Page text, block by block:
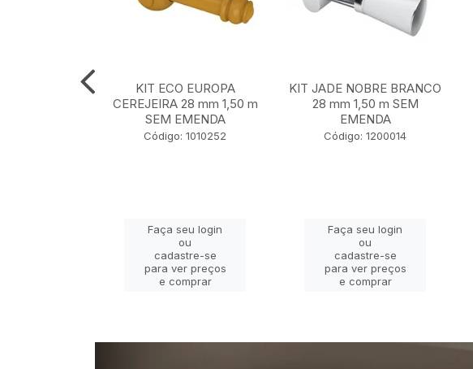
KIT ECO EUROPA
CEREJEIRA 28 mm 1,50 m
SEM EMENDA
Código: 1010252
Faça seu login
ou
cadastre-se
para ver preços
e comprar
KIT JADE NOBRE BRANCO
28 mm 1,50 m SEM
EMENDA
Código: 1200014
Faça seu login
ou
cadastre-se
para ver preços
e comprar